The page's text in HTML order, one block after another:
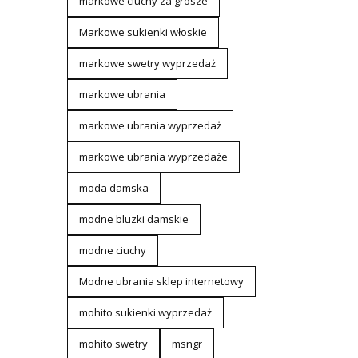
Markowe sukienki włoskie
markowe swetry wyprzedaż
markowe ubrania
markowe ubrania wyprzedaż
markowe ubrania wyprzedaże
moda damska
modne bluzki damskie
modne ciuchy
Modne ubrania sklep internetowy
mohito sukienki wyprzedaż
mohito swetry msngr